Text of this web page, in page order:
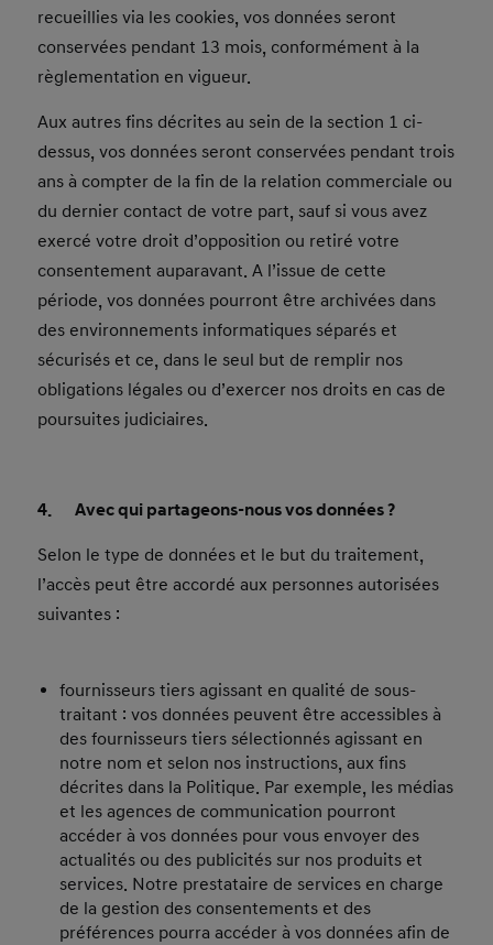
recueillies via les cookies, vos données seront
conservées pendant 13 mois, conformément à la
règlementation en vigueur.
Aux autres fins décrites au sein de la section 1 ci-
dessus, vos données seront conservées pendant trois
ans à compter de la fin de la relation commerciale ou
du dernier contact de votre part, sauf si vous avez
exercé votre droit d’opposition ou retiré votre
consentement auparavant. A l’issue de cette
période, vos données pourront être archivées dans
des environnements informatiques séparés et
sécurisés et ce, dans le seul but de remplir nos
obligations légales ou d’exercer nos droits en cas de
poursuites judiciaires.
4. Avec qui partageons-nous vos données ?
Selon le type de données et le but du traitement,
l’accès peut être accordé aux personnes autorisées
suivantes :
fournisseurs tiers agissant en qualité de sous-
traitant : vos données peuvent être accessibles à
des fournisseurs tiers sélectionnés agissant en
notre nom et selon nos instructions, aux fins
décrites dans la Politique. Par exemple, les médias
et les agences de communication pourront
accéder à vos données pour vous envoyer des
actualités ou des publicités sur nos produits et
services. Notre prestataire de services en charge
de la gestion des consentements et des
préférences pourra accéder à vos données afin de